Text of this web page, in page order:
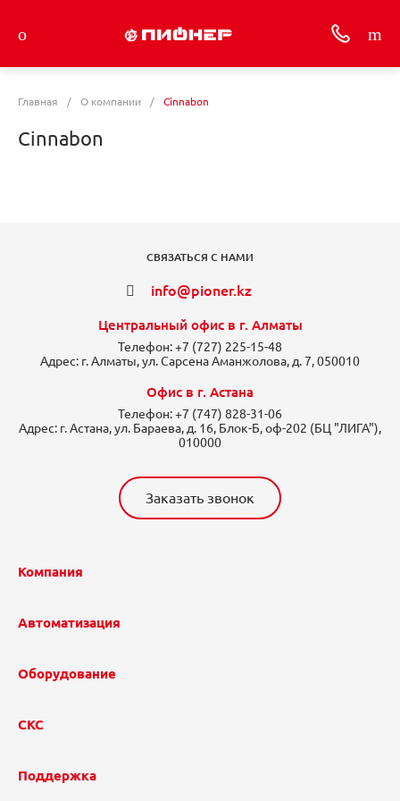
Главная / О компании / Cinnabon
Cinnabon
СВЯЗАТЬСЯ С НАМИ
info@pioner.kz
Центральный офис в г. Алматы
Телефон:+7 (727) 225-15-48
Адрес: г. Алматы, ул. Сарсена Аманжолова, д. 7, 050010
Офис в г. Астана
Телефон:+7 (747) 828-31-06
Адрес: г. Астана, ул. Бараева, д. 16, Блок-Б, оф-202 (БЦ "ЛИГА"),
010000
Заказать звонок
Компания
Автоматизация
Оборудование
СКС
Поддержка